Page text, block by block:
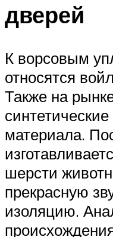
дверей
К ворсовым
относятся
Также на
материала.
шерсти
прекрасную
изоляцию.